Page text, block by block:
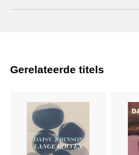
Gerelateerde titels